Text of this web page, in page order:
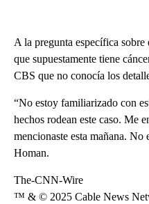
A la pregunta específica
que supuestamente tiene
CBS que no conocía los
“No estoy familiarizado con
hechos rodean este caso. Me
mencionaste esta mañana. No
Homan.
The-CNN-Wire
™ & © 2025 Cable News